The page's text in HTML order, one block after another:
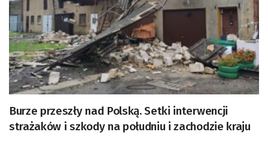
Burze przeszły nad Polską. Setki interwencji
strażaków i szkody na południu i zachodzie kraju